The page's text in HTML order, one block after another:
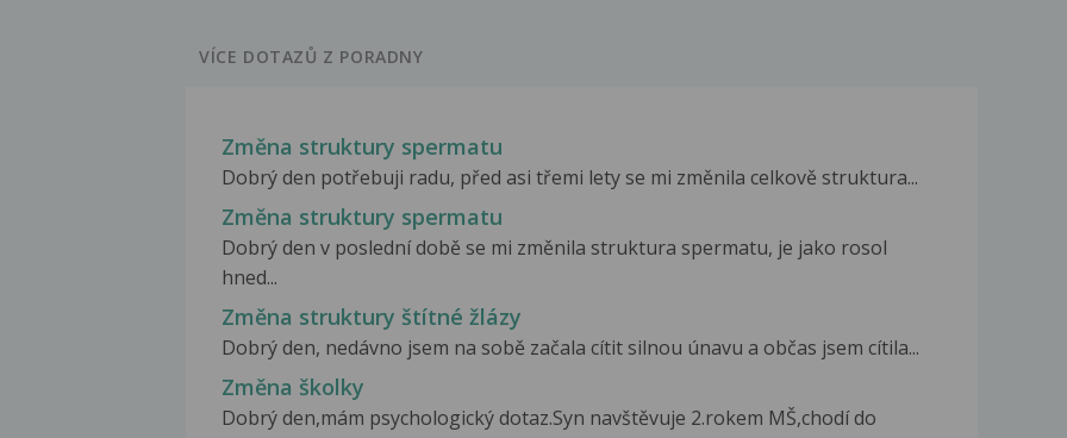
VÍCE DOTAZŮ Z PORADNY
Změna struktury spermatu
Dobrý den potřebuji radu, před asi třemi lety se mi změnila celkově struktura...
Změna struktury spermatu
Dobrý den v poslední době se mi změnila struktura spermatu, je jako rosol
hned...
Změna struktury štítné žlázy
Dobrý den, nedávno jsem na sobě začala cítit silnou únavu a občas jsem cítila...
Změna školky
Dobrý den,mám psychologický dotaz.Syn navštěvuje 2.rokem MŠ,chodí do